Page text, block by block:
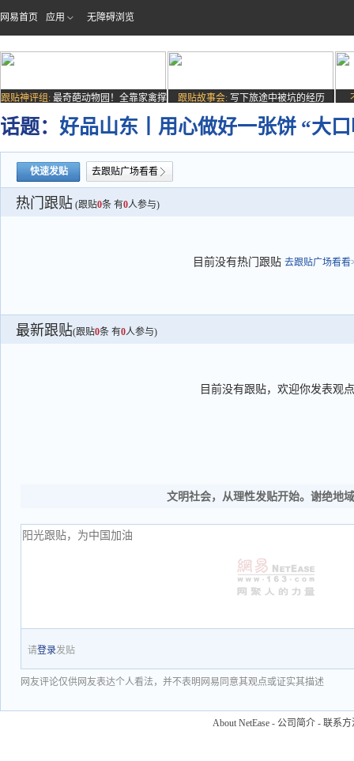
网易首页 应用 无障碍浏览
跟贴神评组: 最奇葩动物园！全靠家禽撑
场子
跟贴故事会: 写下旅途中被坑的经历
话题： 好品山东丨用心做好一张饼 “大
快速发贴 去跟贴广场看看
热门跟贴 (跟贴0条 有0人参与)
目前没有热门跟贴 去跟贴广场看看
最新跟贴(跟贴0条 有0人参与)
目前没有跟贴，欢迎你发表观点
文明社会，从理性发贴开始。谢绝地
请登录发贴
网友评论仅供网友表达个人看法，并不表明网易同意其观点或证实其描述
About NetEase - 公司简介 - 联系方